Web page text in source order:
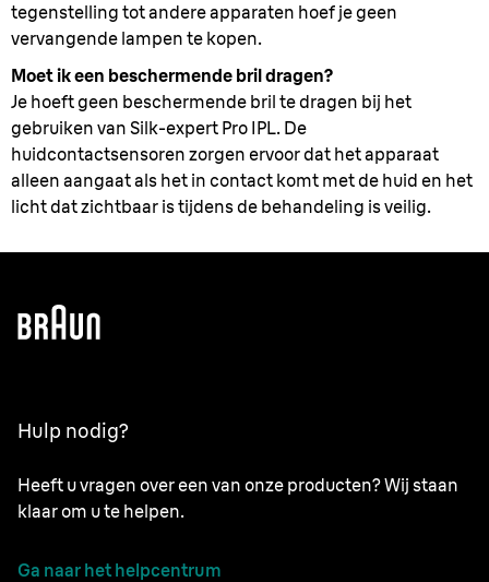
tegenstelling tot andere apparaten hoef je geen
vervangende lampen te kopen.
Moet ik een beschermende bril dragen?
Je hoeft geen beschermende bril te dragen bij het
gebruiken van Silk-expert Pro IPL. De
huidcontactsensoren zorgen ervoor dat het apparaat
alleen aangaat als het in contact komt met de huid en het
licht dat zichtbaar is tijdens de behandeling is veilig.
Hulp nodig?
Heeft u vragen over een van onze producten? Wij staan
klaar om u te helpen.
Ga naar het helpcentrum